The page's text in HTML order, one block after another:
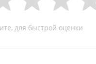
для быстрой оценки